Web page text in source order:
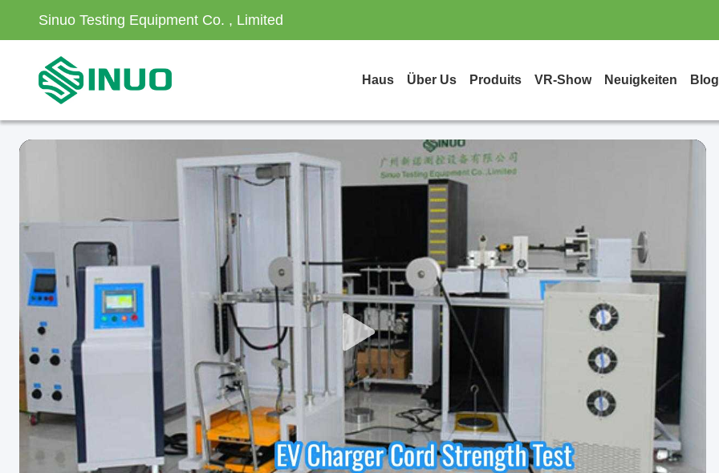
Sinuo Testing Equipment Co. , Limited
Haus Über Us Produits VR-Show Neuigkeiten Blog